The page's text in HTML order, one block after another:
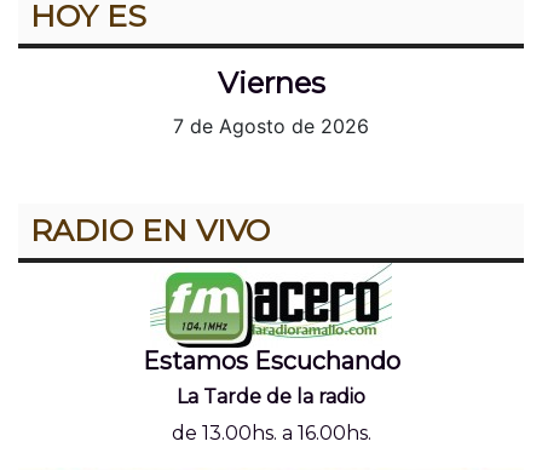
HOY ES
Viernes
7 de Agosto de 2026
RADIO EN VIVO
Estamos Escuchando
La Tarde de la radio
de 13.00hs. a 16.00hs.